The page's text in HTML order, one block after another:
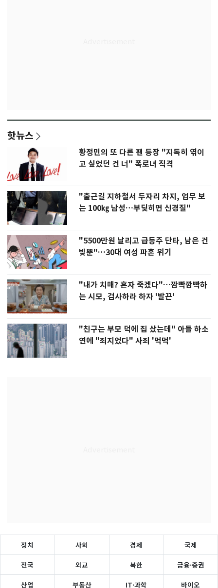
핫뉴스
황정민의 또 다른 팬 등장 "지독히 엮이
고 싶었던 건 너" 폭로녀 직격
"출근길 지하철서 두자리 차지, 업무 보
는 100㎏ 남성…부딪히면 신경질"
"5500만원 날리고 급등주 단타, 남은 건
빚뿐"…30대 여성 파혼 위기
"내가 치매? 혼자 죽겠다"…깜빡깜빡하
는 시모, 검사하라 하자 '발끈'
"친구는 부모 덕에 집 샀는데" 아들 하소
연에 "죄지었다" 사죄 '먹먹'
정치 사회 경제 국제
전국 외교 북한 금융·증권
산업 부동산 IT·과학 바이오